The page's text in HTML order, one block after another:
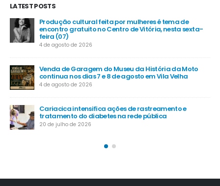
LATEST POSTS
MP das dívidas rurais prevê juros a partir de 5% ao
ano
16 de julho de 2026
Santa Maria de Jetibá recebe investimentos em
segurança, infraestrutura e apoio ao agro
6 de junho de 2026
Estoques baixos: doadores de sangue são
convocados para comparecer ao Hemoes
30 de maio de 2026